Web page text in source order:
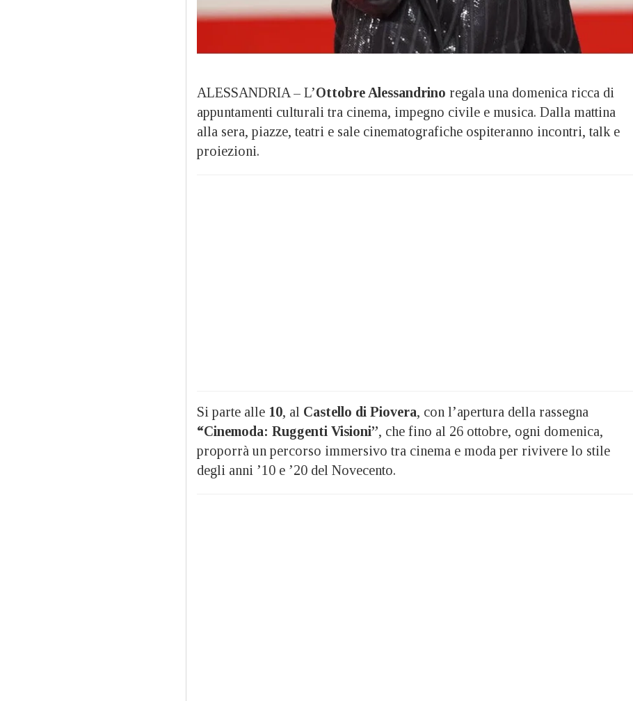
ALESSANDRIA – L’Ottobre Alessandrino regala una domenica ricca di
appuntamenti culturali tra cinema, impegno civile e musica. Dalla mattina
alla sera, piazze, teatri e sale cinematografiche ospiteranno incontri, talk e
proiezioni.
Si parte alle 10, al Castello di Piovera, con l’apertura della rassegna
“Cinemoda: Ruggenti Visioni”, che fino al 26 ottobre, ogni domenica,
proporrà un percorso immersivo tra cinema e moda per rivivere lo stile
degli anni ’10 e ’20 del Novecento.